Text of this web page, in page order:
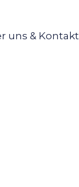
uns & Kontakt